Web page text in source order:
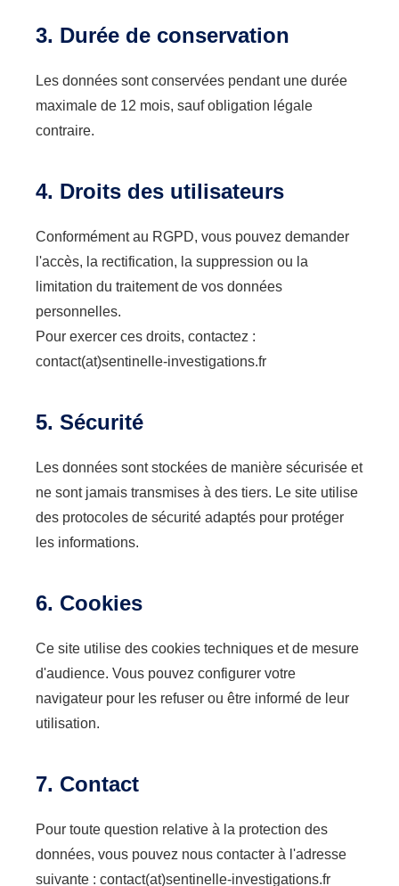
3. Durée de conservation
Les données sont conservées pendant une durée
maximale de 12 mois, sauf obligation légale
contraire.
4. Droits des utilisateurs
Conformément au RGPD, vous pouvez demander
l'accès, la rectification, la suppression ou la
limitation du traitement de vos données
personnelles.
Pour exercer ces droits, contactez :
contact(at)sentinelle-investigations.fr
5. Sécurité
Les données sont stockées de manière sécurisée et
ne sont jamais transmises à des tiers. Le site utilise
des protocoles de sécurité adaptés pour protéger
les informations.
6. Cookies
Ce site utilise des cookies techniques et de mesure
d'audience. Vous pouvez configurer votre
navigateur pour les refuser ou être informé de leur
utilisation.
7. Contact
Pour toute question relative à la protection des
données, vous pouvez nous contacter à l'adresse
suivante : contact(at)sentinelle-investigations.fr